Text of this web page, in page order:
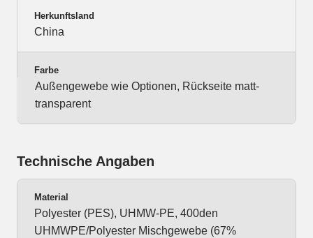
Herkunftsland
China
Farbe
Außengewebe wie Optionen, Rückseite matt-
transparent
Technische Angaben
Material
Polyester (PES), UHMW-PE, 400den
UHMWPE/Polyester Mischgewebe (67%